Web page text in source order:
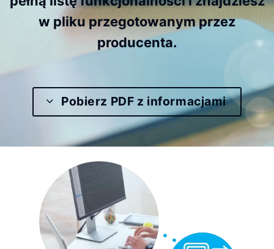
w pliku przegotowanym przez
producenta.
Pobierz PDF z informacjami